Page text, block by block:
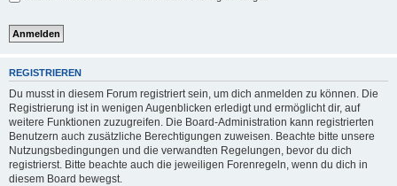
REGISTRIEREN
Du musst in diesem Forum registriert sein, um dich anmelden zu können. Die
Registrierung ist in wenigen Augenblicken erledigt und ermöglicht dir, auf
weitere Funktionen zuzugreifen. Die Board-Administration kann registrierten
Benutzern auch zusätzliche Berechtigungen zuweisen. Beachte bitte unsere
Nutzungsbedingungen und die verwandten Regelungen, bevor du dich
registrierst. Bitte beachte auch die jeweiligen Forenregeln, wenn du dich in
diesem Board bewegst.